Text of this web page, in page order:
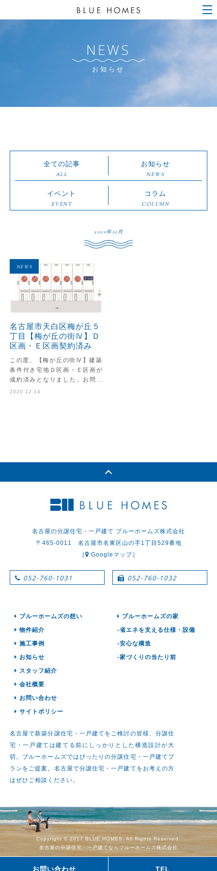
NEWS
お知らせ
全ての記事
ALL
お知らせ
NEWS
イベント
EVENT
コラム
COLUMN
2020年12月
NEWS
名古屋市天白区梅が丘５
丁目【梅が丘の街Ⅳ】Ｄ
区画・Ｅ区画契約済み
この度、【梅が丘の街Ⅳ】建築
条件付き宅地Ｄ区画・Ｅ区画が
成約済みとなりました。お問い
合わせいただいた方々には深く
2020.12.14
名古屋の分譲住宅・一戸建て ブルーホームズ株式会社
〒465-0011 名古屋市名東区山の手1丁目529番地
［
Googleマップ］
052-760-1031 052-760-1032
ブルーホームズの想い
物件紹介
施工事例
お知らせ
スタッフ紹介
ブルーホームズの家
-省エネを支える仕様・設備
-安心な構造
-家づくりの当たり前
会社概要
お問い合わせ
サイトポリシー
名古屋で新築分譲住宅・一戸建てをご検討の皆様、分譲住
宅・一戸建ては建てる前にしっかりとした構造設計が大
切。ブルーホームズではぴったりの分譲住宅・一戸建てプ
ランをご提案。名古屋で分譲住宅・一戸建てをお考えの方
はぜひご相談ください。
Copyright © 2017 BLUE HOMES. All Rights Reserved.
名古屋の分譲住宅・一戸建てならブルーホームズ株式会社
お問い合わせ TEL